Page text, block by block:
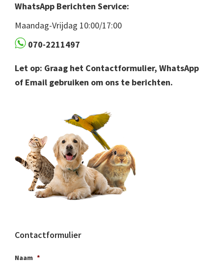
WhatsApp Berichten Service:
Maandag-Vrijdag 10:00/17:00
070-2211497
Let op: Graag het Contactformulier, WhatsApp
of Email gebruiken om ons te berichten.
Contactformulier
Naam *